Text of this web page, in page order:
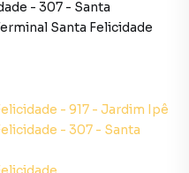
para abrigar de 2 a 6
e Natureza Particular
valorizam a amplitude
internos e externos:
- 307 - Santa
Santa Felicidade
- 917 - Jardim Ipê
- 307 - Santa